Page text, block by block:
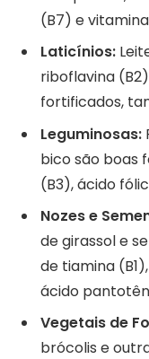
(B7) e vitamina
Laticínios:
riboflavina
fortificados,
Leguminosas:
bico são boas
(B3), ácido
Nozes e
de girassol e
de tiamina
ácido
Vegetais de
brócolis e